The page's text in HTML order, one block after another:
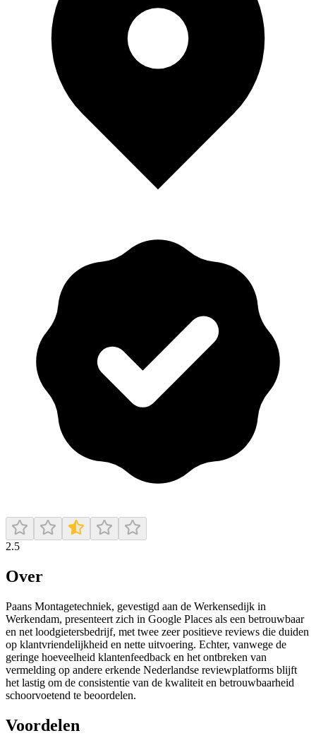
2.5
Over
Paans Montagetechniek, gevestigd aan de Werkensedijk in
Werkendam, presenteert zich in Google Places als een betrouwbaar
en net loodgietersbedrijf, met twee zeer positieve reviews die duiden
op klantvriendelijkheid en nette uitvoering. Echter, vanwege de
geringe hoeveelheid klantenfeedback en het ontbreken van
vermelding op andere erkende Nederlandse reviewplatforms blijft
het lastig om de consistentie van de kwaliteit en betrouwbaarheid
schoorvoetend te beoordelen.
Voordelen